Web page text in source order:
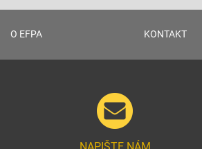
O EFPA KONTAKT